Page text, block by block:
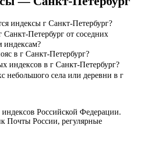
индексы г Санкт-Петербург?
Санкт-Петербург от соседних
индексам?
в г Санкт-Петербург?
индексов в г Санкт-Петербург?
небольшого села или деревни в г
Российской Федерации.
Почты России, регулярные